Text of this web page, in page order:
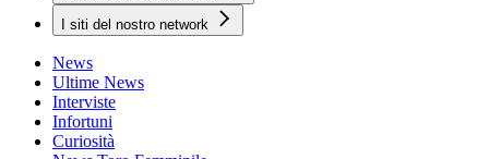
I siti del nostro network
News
Ultime News
Interviste
Infortuni
Curiosità